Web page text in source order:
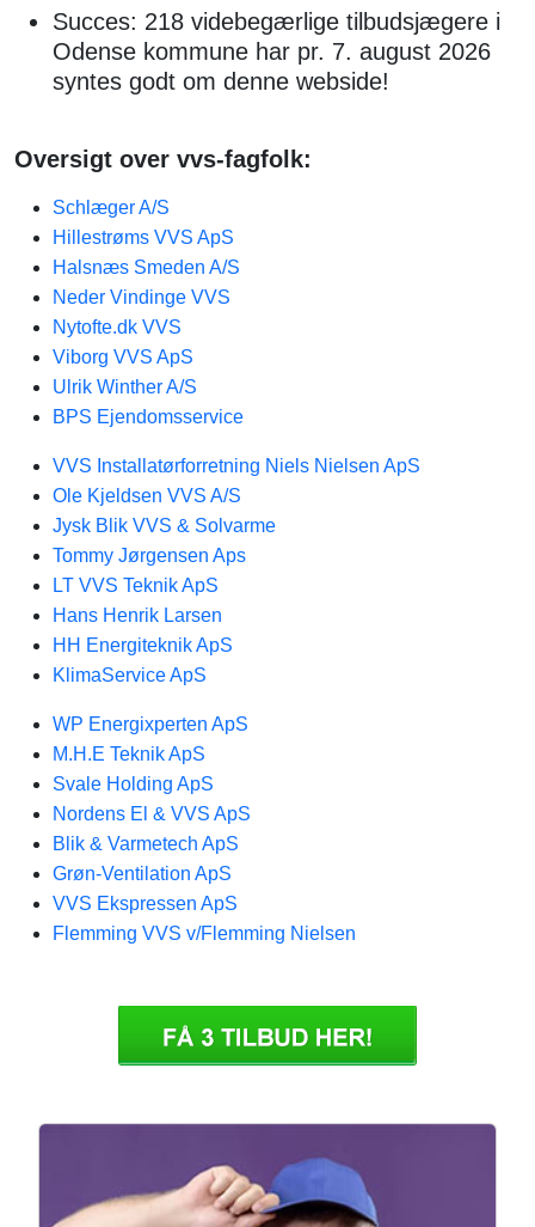
Succes: 218 videbegærlige tilbudsjægere i
Odense kommune har pr. 7. august 2026
syntes godt om denne webside!
Oversigt over vvs-fagfolk:
Schlæger A/S
Hillestrøms VVS ApS
Halsnæs Smeden A/S
Neder Vindinge VVS
Nytofte.dk VVS
Viborg VVS ApS
Ulrik Winther A/S
BPS Ejendomsservice
VVS Installatørforretning Niels Nielsen ApS
Ole Kjeldsen VVS A/S
Jysk Blik VVS & Solvarme
Tommy Jørgensen Aps
LT VVS Teknik ApS
Hans Henrik Larsen
HH Energiteknik ApS
KlimaService ApS
WP Energixperten ApS
M.H.E Teknik ApS
Svale Holding ApS
Nordens El & VVS ApS
Blik & Varmetech ApS
Grøn-Ventilation ApS
VVS Ekspressen ApS
Flemming VVS v/Flemming Nielsen